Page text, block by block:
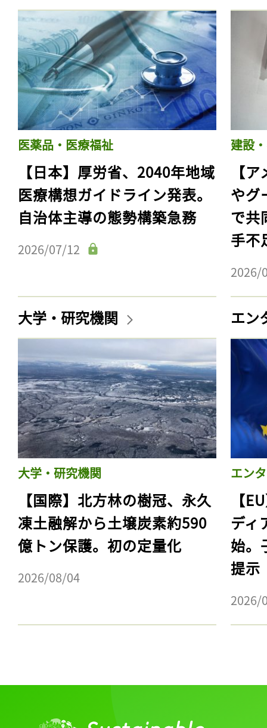
医薬品・医療福祉
【日本】厚労省、2040年地域
医療構想ガイドライン発表。
自治体主導の態勢構築急務
2026/07/12
建設
【
やグ
で共
手不
2026/
大学・研究機関
大学・研究機関
【国際】北方林の樹冠、永久
凍土融解から土壌炭素約590
億トン保護。初の定量化
2026/08/04
エン
エン
【
ディ
始。
提示
2026/